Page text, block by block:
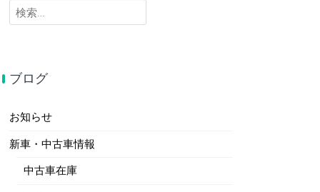
検
索:
ブログ
お知らせ
新車・中古車情報
中古車在庫